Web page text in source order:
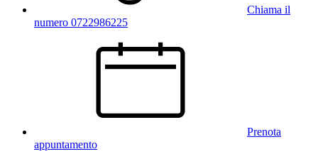
Chiama il
numero 0722986225
Prenota
appuntamento